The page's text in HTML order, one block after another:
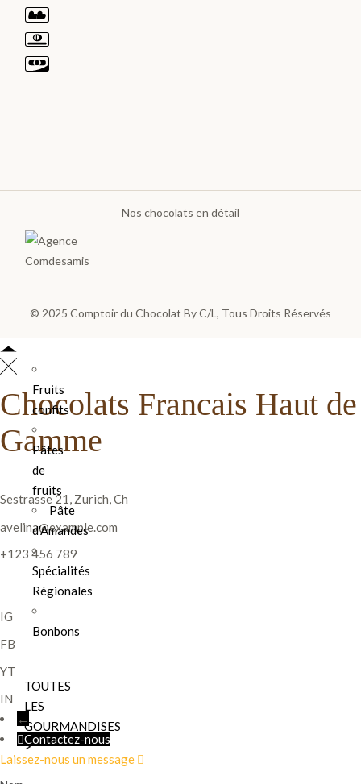
tartiner
Choco
Bouchées
Confiture
Fruits
confits
Pâtes
de
fruits
Pâte
d'Amandes
Spécialités
Régionales
Bonbons
TOUTES
LES
GOURMANDISES
>
Nos chocolats en détail
© 2025 Comptoir du Chocolat By C/L , Tous Droits Réservés
Chocolats Francais Haut de
Gamme
Sestrasse 21, Zurich, Ch
avelina@example.com
+123 456 789
IG
FB
YT
IN
←
Contactez-nous
Laissez-nous un message
Nom